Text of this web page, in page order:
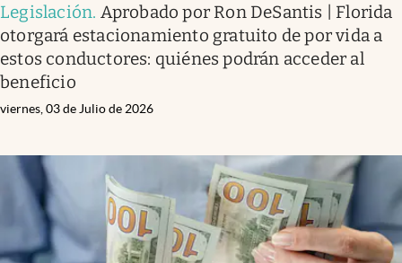
Legislación. Aprobado por Ron DeSantis | Florida
otorgará estacionamiento gratuito de por vida a
estos conductores: quiénes podrán acceder al
beneficio
viernes, 03 de Julio de 2026